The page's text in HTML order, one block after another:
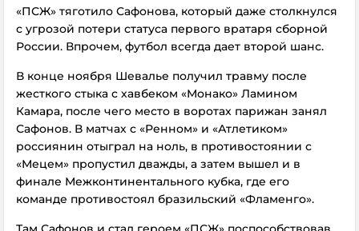
«ПСЖ» тяготило Сафонова, который даже столкнулся
с угрозой потери статуса первого вратаря сборной
России. Впрочем, футбол всегда дает второй шанс.
В конце ноября Шевалье получил травму после
жесткого стыка с хавбеком «Монако» Ламином
Камара, после чего место в воротах парижан занял
Сафонов. В матчах с «Ренном» и «Атлетиком»
россиянин отыграл на ноль, в противостоянии с
«Мецем» пропустил дважды, а затем вышел и в
финале Межконтинентального кубка, где его
команде противостоял бразильский «Фламенго».